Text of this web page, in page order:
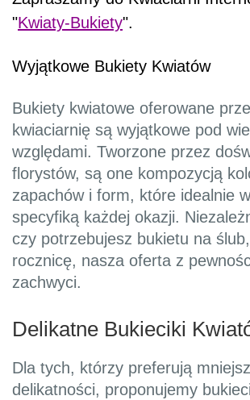
"Kwiaty-Bukiety".
Wyjątkowe Bukiety Kwiatów
Bukiety kwiatowe oferowane
kwiaciarnię są wyjątkowe pod
względami. Tworzone przez
florystów, są one kompozycją
zapachów i form, które idealnie
specyfiką każdej okazji.
czy potrzebujesz bukietu na
rocznicę, nasza oferta z
zachwyci.
Delikatne Bukieciki
Dla tych, którzy preferują
delikatności, proponujemy